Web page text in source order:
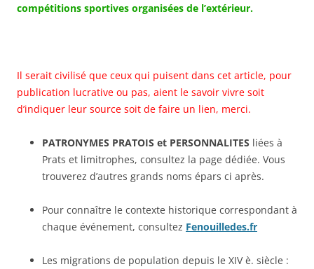
compétitions sportives organisées de l’extérieur.
Il serait civilisé que ceux qui puisent dans cet article, pour
publication lucrative ou pas, aient le savoir vivre soit
d’indiquer leur source soit de faire un lien, merci.
PATRONYMES PRATOIS et PERSONNALITES liées à
Prats et limitrophes, consultez la page dédiée. Vous
trouverez d’autres grands noms épars ci après.
Pour connaître le contexte historique correspondant à
chaque événement, consultez Fenouilledes.fr
Les migrations de population depuis le XIV è. siècle :